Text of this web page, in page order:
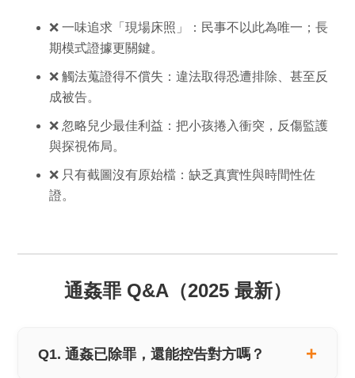
❌ 一味追求「現場床照」：民事不以此為唯一；長
期模式證據更關鍵。
❌ 觸法蒐證得不償失：違法取得恐遭排除、甚至反
成被告。
❌ 忽略兒少最佳利益：把小孩捲入衝突，反傷監護
與探視佈局。
❌ 只有截圖沒有原始檔：缺乏真實性與時間性佐
證。
通姦罪 Q&A（2025 最新）
Q1. 通姦已除罪，還能控告對方嗎？